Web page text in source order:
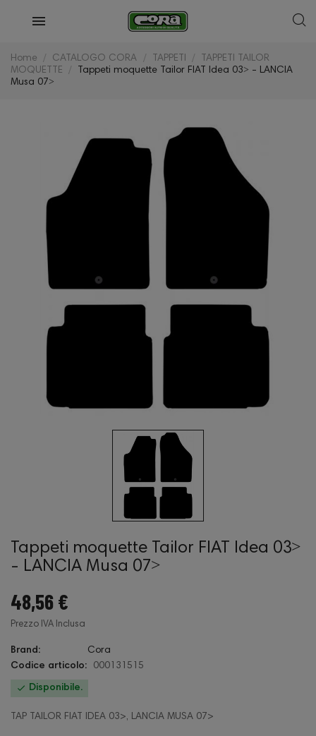
Home CATALOGO CORA TAPPETI
TAPPETI TAILOR
MOQUETTE
Tappeti moquette Tailor FIAT Idea 03˃ - LANCIA
Musa 07˃
Tappeti moquette Tailor FIAT Idea 03˃
- LANCIA Musa 07˃
48,56 €
Prezzo IVA Inclusa
Brand:
Cora
Codice articolo:
000131515
 Disponibile.
TAP TAILOR FIAT IDEA 03>, LANCIA MUSA 07>